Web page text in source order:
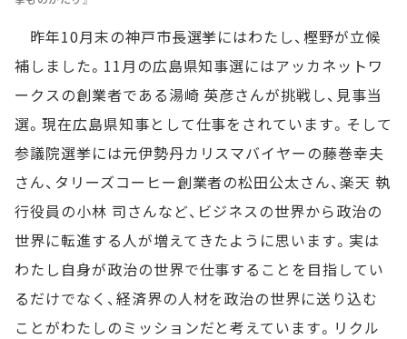
昨年10月末の神戸市長選挙にはわたし、樫野が立候
補しました。11月の広島県知事選にはアッカネットワ
ークスの創業者である湯崎 英彦さんが挑戦し、見事当
選。現在広島県知事として仕事をされています。そして
参議院選挙には元伊勢丹カリスマバイヤーの藤巻幸夫
さん、タリーズコーヒー創業者の松田公太さん、楽天 執
行役員の小林 司さんなど、ビジネスの世界から政治の
世界に転進する人が増えてきたように思います。実は
わたし自身が政治の世界で仕事することを目指してい
るだけでなく、経済界の人材を政治の世界に送り込む
ことがわたしのミッションだと考えています。リクル